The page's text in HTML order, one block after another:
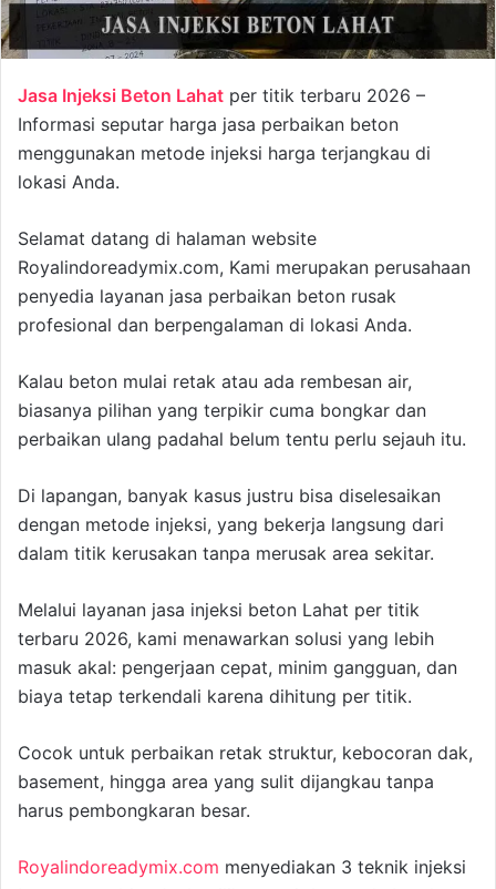
Jasa Injeksi Beton Lahat per titik terbaru 2026 –
Informasi seputar harga jasa perbaikan beton
menggunakan metode injeksi harga terjangkau di
lokasi Anda.
Selamat datang di halaman website
Royalindoreadymix.com, Kami merupakan perusahaan
penyedia layanan jasa perbaikan beton rusak
profesional dan berpengalaman di lokasi Anda.
Kalau beton mulai retak atau ada rembesan air,
biasanya pilihan yang terpikir cuma bongkar dan
perbaikan ulang padahal belum tentu perlu sejauh itu.
Di lapangan, banyak kasus justru bisa diselesaikan
dengan metode injeksi, yang bekerja langsung dari
dalam titik kerusakan tanpa merusak area sekitar.
Melalui layanan jasa injeksi beton Lahat per titik
terbaru 2026, kami menawarkan solusi yang lebih
masuk akal: pengerjaan cepat, minim gangguan, dan
biaya tetap terkendali karena dihitung per titik.
Cocok untuk perbaikan retak struktur, kebocoran dak,
basement, hingga area yang sulit dijangkau tanpa
harus pembongkaran besar.
Royalindoreadymix.com menyediakan 3 teknik injeksi